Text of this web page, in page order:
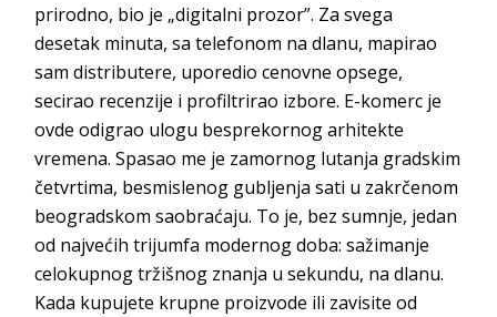
prirodno, bio je „digitalni prozor”. Za svega
desetak minuta, sa telefonom na dlanu, mapirao
sam distributere, uporedio cenovne opsege,
secirao recenzije i profiltrirao izbore. E-komerc je
ovde odigrao ulogu besprekornog arhitekte
vremena. Spasao me je zamornog lutanja gradskim
četvrtima, besmislenog gubljenja sati u zakrčenom
beogradskom saobraćaju. To je, bez sumnje, jedan
od najvećih trijumfa modernog doba: sažimanje
celokupnog tržišnog znanja u sekundu, na dlanu.
Kada kupujete krupne proizvode ili zavisite od